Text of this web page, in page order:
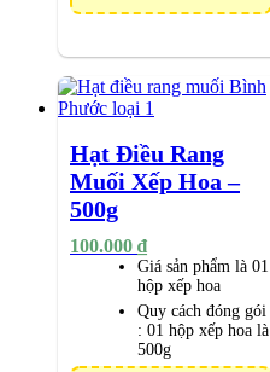
Hạt Điều Rang
Muối Xếp Hoa –
500g
100.000 ₫
Giá sản phẩm là 01
hộp xếp hoa
Quy cách đóng gói
: 01 hộp xếp hoa là
500g